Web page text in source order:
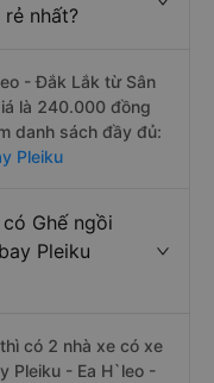
nhất?
- Đắk Lắk từ Sân
là 240.000 đồng
danh sách đầy đủ:
Pleiku
Ghế ngồi
Pleiku
có 2 nhà xe có xe
Pleiku - Ea H`leo -